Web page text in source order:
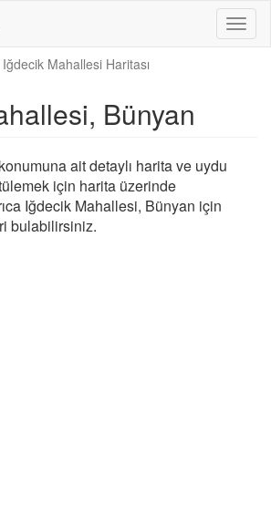
Iğdecik Mahallesi Haritası
Bünyan
konumuna ait detaylı harita ve uydu
için harita üzerinde
Iğdecik Mahallesi, Bünyan için
bulabilirsiniz.